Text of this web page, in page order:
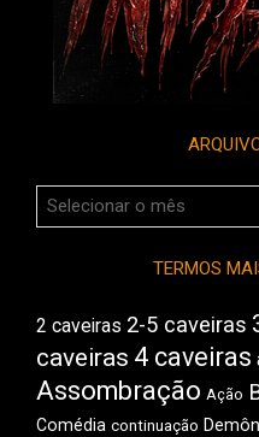
Arquivos
do
TERMOS
2 caveiras 2-5 caveiras
caveiras 4 caveiras
Assombração Ação
Comédia continuação